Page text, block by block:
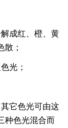
成红、橙、黄
散；
光；
它色光可由这
种色光混合而